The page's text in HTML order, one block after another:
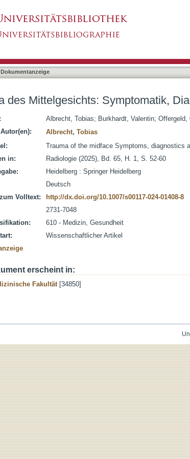
Dokumentanzeige
des Mittelgesichts: Symptomatik,
Albrecht, Tobias; Burkhardt, Valentin; Offergeld,
Albrecht, Tobias
Trauma of the midface Symptoms, diagnostics
in:
Radiologie (2025), Bd. 65, H. 1, S. 52-60
Heidelberg : Springer Heidelberg
Deutsch
Volltext:
http://dx.doi.org/10.1007/s00117-024-01408-8
2731-7048
610 - Medizin, Gesundheit
Wissenschaftlicher Artikel
erscheint in:
Fakultät[34850]